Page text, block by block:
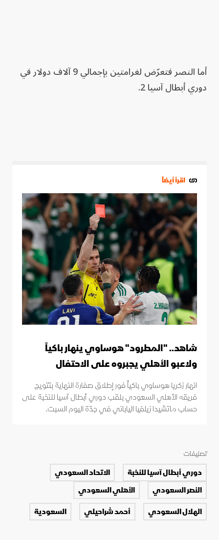
أما النصر فتعرّض لغرامتين بإجمالي 9 آلاف دولار في
دوري أبطال آسيا 2.
اقرأ أيضاً
شاهد.. "المطرود" هوساوي ينهار باكياً
ولاعبو الأهلي يجبروه على الاحتفال
انهار زكريا هوساوي باكياً فور إطلاق صفارة النهاية بتتويج
فريقه الأهلي السعودي بلقب دوري أبطال آسيا للنخبة على
حساب ماتشيدا زيلفيا الياباني في جدّة اليوم السبت.
تصنيفات
دوري أبطال آسيا للنخبة
الاتحاد السعودي
النصر السعودي
الأهلي السعودي
الهلال السعودي
أحمد شراحيلي السعودية